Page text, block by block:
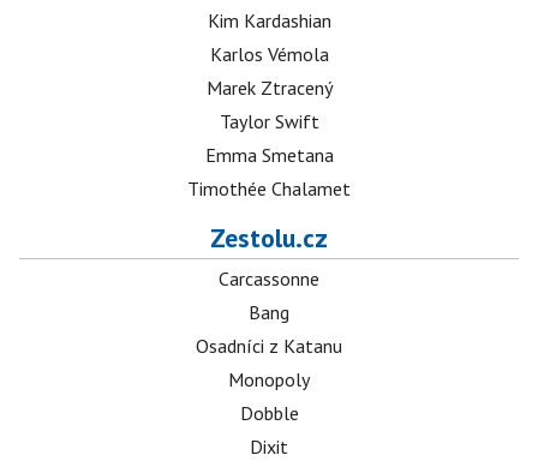
Kim Kardashian
Karlos Vémola
Marek Ztracený
Taylor Swift
Emma Smetana
Timothée Chalamet
Zestolu.cz
Carcassonne
Bang
Osadníci z Katanu
Monopoly
Dobble
Dixit